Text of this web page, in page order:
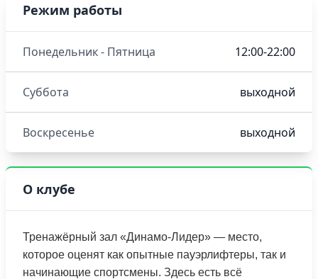
О клубе
Тренажёрный зал «Динамо-Лидер» — место,
которое оценят как опытные пауэрлифтеры, так и
начинающие спортсмены. Здесь есть всё
Режим работы
Понедельник - Пятница 12:00-22:00
Суббота выходной
Воскресенье выходной